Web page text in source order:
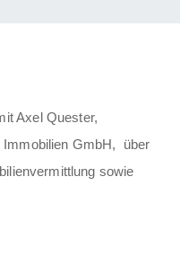
Axel Quester,
GmbH, über
sowie